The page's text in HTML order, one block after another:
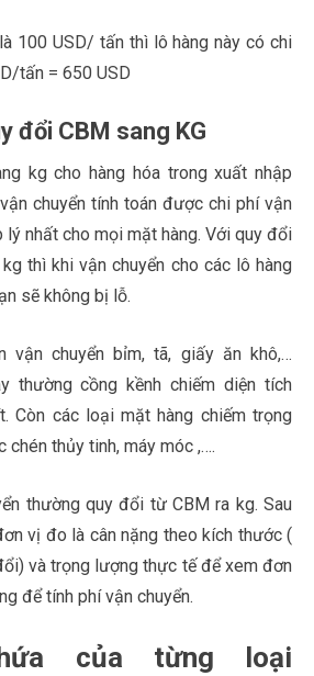
100 USD/ tấn thì lô hàng này có chi
tấn = 650 USD
đổi CBM sang KG
kg cho hàng hóa trong xuất nhập
chuyển tính toán được chi phí vận
lý nhất cho mọi mặt hàng. Với quy đổi
thì khi vận chuyển cho các lô hàng
sẽ không bị lỗ.
vận chuyển bỉm, tã, giấy ăn khô,…
thường cồng kềnh chiếm diện tích
Còn các loại mặt hàng chiếm trọng
chén thủy tinh, máy móc ,….
thường quy đổi từ CBM ra kg. Sau
vị đo là cân nặng theo kích thước (
và trọng lượng thực tế để xem đơn
để tính phí vận chuyển.
của từng loại